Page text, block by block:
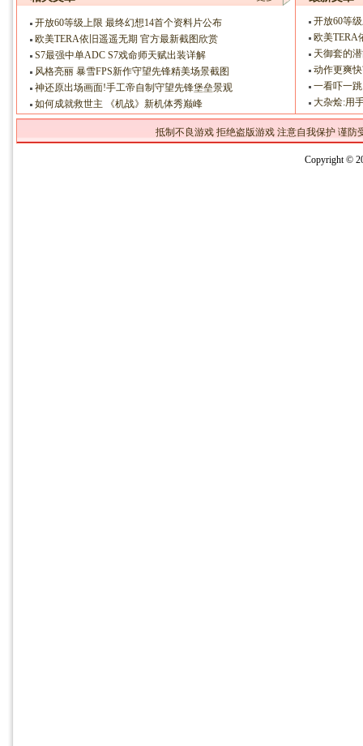
开放60等级上限 最终幻想14首个资料片公布
欧美TERA依旧遥遥无期 官方最新截图欣赏
S7最强中单ADC S7戏命师天赋出装详解
风格亮丽 暴雪FPS新作守望先锋精美场景截图
神还原出场画面!手工帝自制守望先锋堡垒景观
如何成就救世主 《机战》新机体秀巅峰
开放60等
欧美TERA
天御套的
动作更爽
一看吓一
大杂烩:用
抵制不良游戏 拒绝盗版游戏 注意自我保护 谨
Copyright ©